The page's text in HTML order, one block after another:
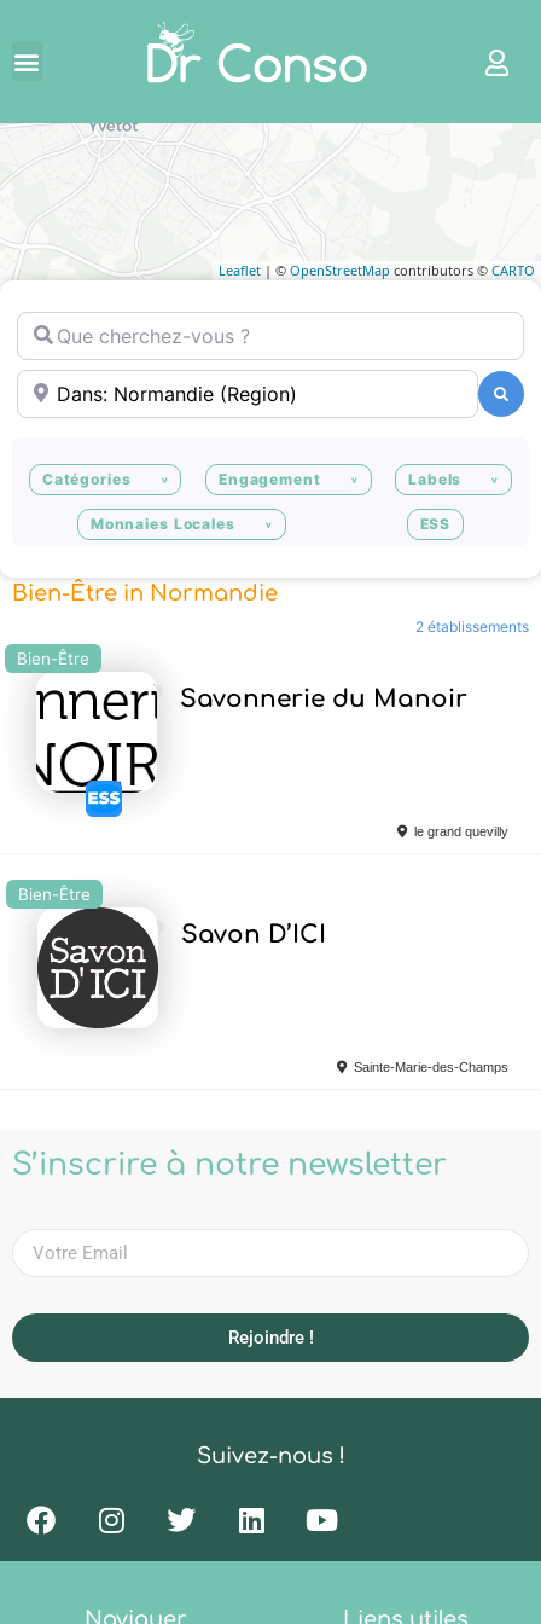
Leaflet | © OpenStreetMap contributors © CARTO
Que cherchez-vous ?
Où ? Recherche
Catégories Engagement Labels
Monnaies Locales ESS
Bien-Être in Normandie
2 établissements
Bien-Être
Savonnerie du Manoir
le grand quevilly
Bien-Être
Savon D’ICI
Sainte-Marie-des-Champs
S’inscrire à notre newsletter
Rejoindre !
Suivez-nous !